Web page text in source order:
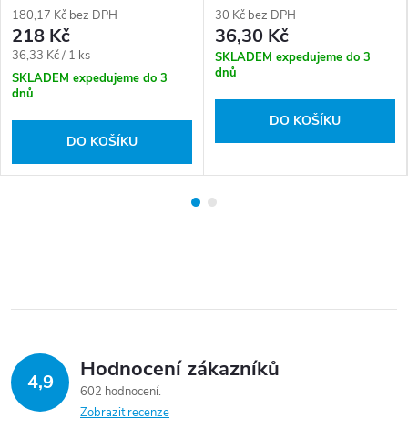
180,17 Kč bez DPH
218 Kč
Měrná
cena:
36,33 Kč / 1 ks
SKLADEM expedujeme do 3
dnů
DO KOŠÍKU
30 Kč bez DPH
36,30 Kč
SKLADEM expedujeme do 3
dnů
DO KOŠÍKU
4,9 Hodnocení zákazníků
602 hodnocení
Zobrazit recenze